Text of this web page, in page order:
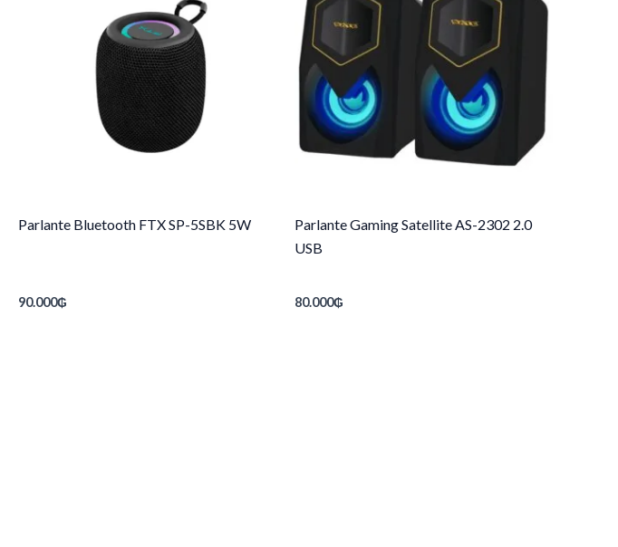
Parlante Bluetooth FTX SP-5SBK 5W
90.000₲
Parlante Gaming Satellite AS-2302 2.0
USB
80.000₲